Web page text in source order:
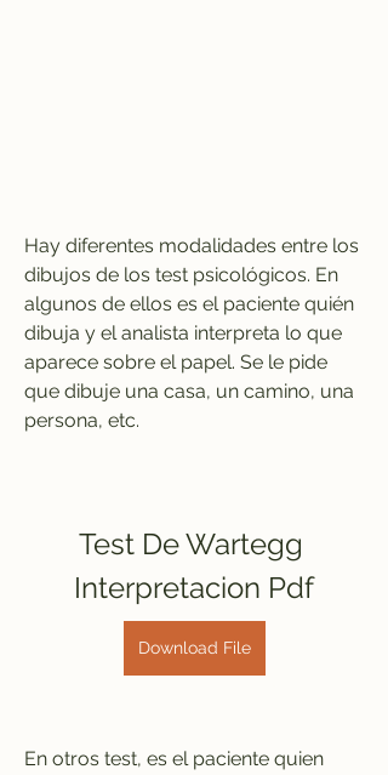
Hay diferentes modalidades entre los
dibujos de los test psicológicos. En
algunos de ellos es el paciente quién
dibuja y el analista interpreta lo que
aparece sobre el papel. Se le pide
que dibuje una casa, un camino, una
persona, etc.
Test De Wartegg
Interpretacion Pdf
Download File
En otros test, es el paciente quien